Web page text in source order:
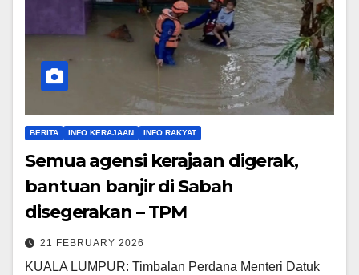
BERITA INFO KERAJAAN INFO RAKYAT
Semua agensi kerajaan digerak,
bantuan banjir di Sabah
disegerakan – TPM
21 FEBRUARY 2026
KUALA LUMPUR: Timbalan Perdana Menteri Datuk